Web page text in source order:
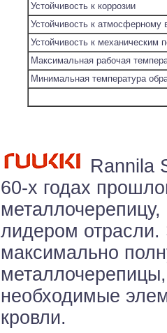
Устойчивость к коррозии
Устойчивость к атмосферному
Устойчивость к механическим
Максимальная рабочая
Минимальная температура
Rannila
60-х годах
лидером отрасли.
максимально
необходимые
кровли.